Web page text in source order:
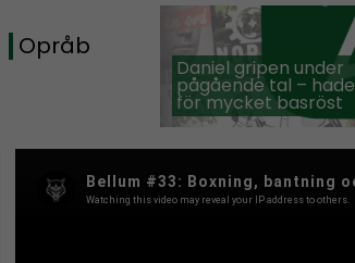
Opråb
Daniel gripen under
pågående tal – hade
för mycket basröst